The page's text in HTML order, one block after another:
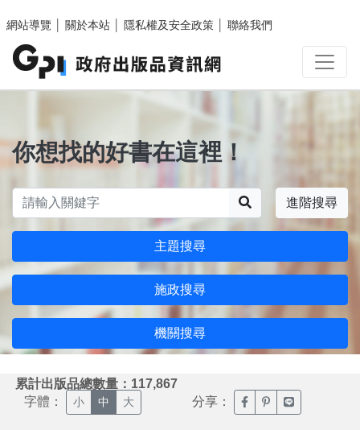
網站導覽
關於本站 隱私權及安全政策 聯絡我們
你想找的好書在這裡！
進階搜尋
主題搜尋
施政搜尋
機關搜尋
累計出版品總數量：117,867
字體： 小 中 大 分享： 臉書分享(另開新視窗)
噗浪分享(另開新
Line分享(另